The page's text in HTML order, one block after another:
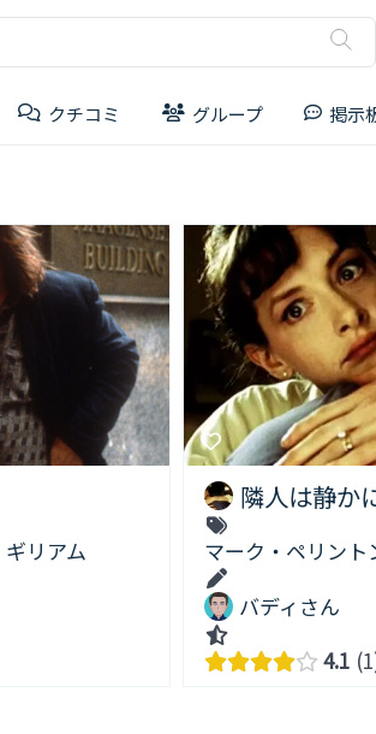
ド
クチコミ グループ 掲示
リアム
隣人は静か
マーク・ペリント
バディさん
4.1 1